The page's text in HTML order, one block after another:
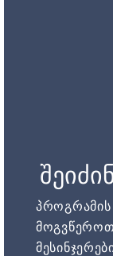
პროგრამის
მოგვწეროთ